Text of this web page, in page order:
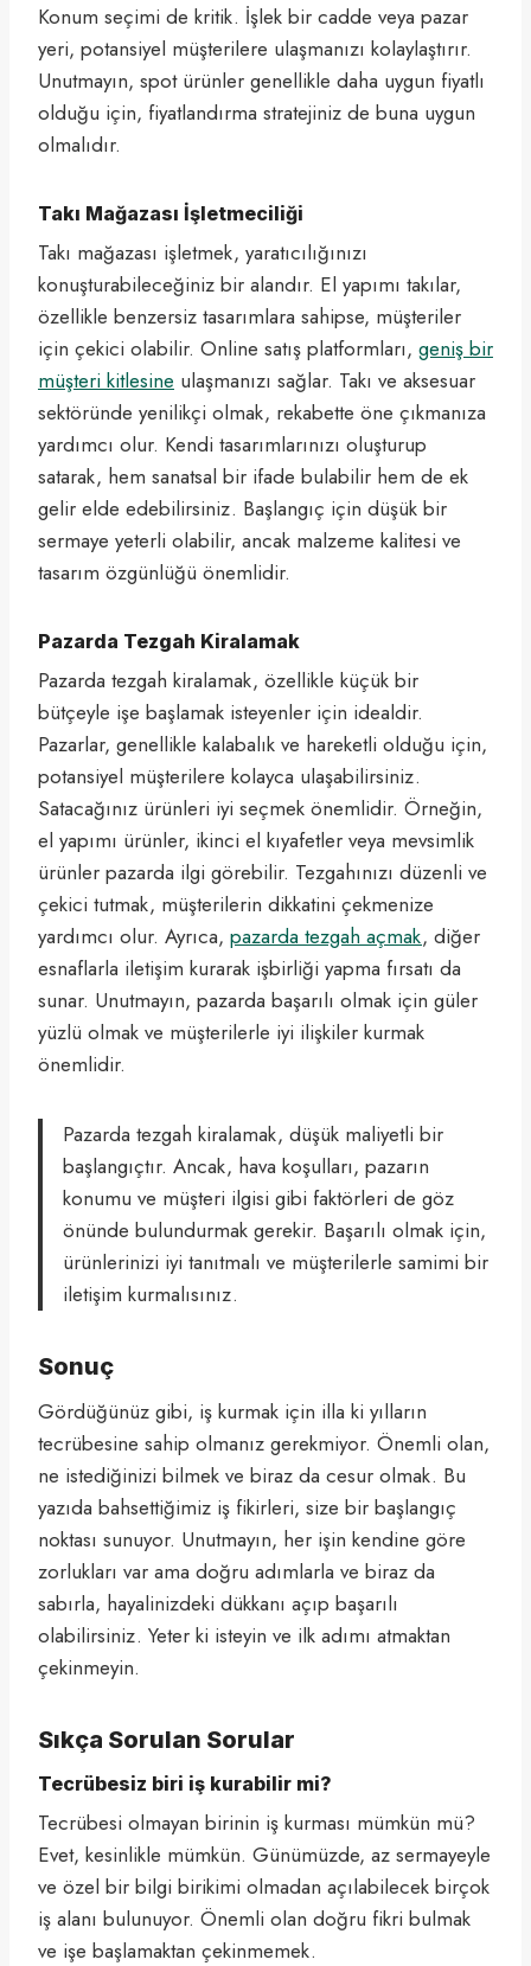
Konum seçimi de kritik. İşlek bir cadde veya pazar
yeri, potansiyel müşterilere ulaşmanızı kolaylaştırır.
Unutmayın, spot ürünler genellikle daha uygun fiyatlı
olduğu için, fiyatlandırma stratejiniz de buna uygun
olmalıdır.
Takı Mağazası İşletmeciliği
Takı mağazası işletmek, yaratıcılığınızı
konuşturabileceğiniz bir alandır. El yapımı takılar,
özellikle benzersiz tasarımlara sahipse, müşteriler
için çekici olabilir. Online satış platformları, geniş bir
müşteri kitlesine ulaşmanızı sağlar. Takı ve aksesuar
sektöründe yenilikçi olmak, rekabette öne çıkmanıza
yardımcı olur. Kendi tasarımlarınızı oluşturup
satarak, hem sanatsal bir ifade bulabilir hem de ek
gelir elde edebilirsiniz. Başlangıç için düşük bir
sermaye yeterli olabilir, ancak malzeme kalitesi ve
tasarım özgünlüğü önemlidir.
Pazarda Tezgah Kiralamak
Pazarda tezgah kiralamak, özellikle küçük bir
bütçeyle işe başlamak isteyenler için idealdir.
Pazarlar, genellikle kalabalık ve hareketli olduğu için,
potansiyel müşterilere kolayca ulaşabilirsiniz.
Satacağınız ürünleri iyi seçmek önemlidir. Örneğin,
el yapımı ürünler, ikinci el kıyafetler veya mevsimlik
ürünler pazarda ilgi görebilir. Tezgahınızı düzenli ve
çekici tutmak, müşterilerin dikkatini çekmenize
yardımcı olur. Ayrıca, pazarda tezgah açmak, diğer
esnaflarla iletişim kurarak işbirliği yapma fırsatı da
sunar. Unutmayın, pazarda başarılı olmak için güler
yüzlü olmak ve müşterilerle iyi ilişkiler kurmak
önemlidir.
Pazarda tezgah kiralamak, düşük maliyetli bir
başlangıçtır. Ancak, hava koşulları, pazarın
konumu ve müşteri ilgisi gibi faktörleri de göz
önünde bulundurmak gerekir. Başarılı olmak için,
ürünlerinizi iyi tanıtmalı ve müşterilerle samimi bir
iletişim kurmalısınız.
Sonuç
Gördüğünüz gibi, iş kurmak için illa ki yılların
tecrübesine sahip olmanız gerekmiyor. Önemli olan,
ne istediğinizi bilmek ve biraz da cesur olmak. Bu
yazıda bahsettiğimiz iş fikirleri, size bir başlangıç
noktası sunuyor. Unutmayın, her işin kendine göre
zorlukları var ama doğru adımlarla ve biraz da
sabırla, hayalinizdeki dükkanı açıp başarılı
olabilirsiniz. Yeter ki isteyin ve ilk adımı atmaktan
çekinmeyin.
Sıkça Sorulan Sorular
Tecrübesiz biri iş kurabilir mi?
Tecrübesi olmayan birinin iş kurması mümkün mü?
Evet, kesinlikle mümkün. Günümüzde, az sermayeyle
ve özel bir bilgi birikimi olmadan açılabilecek birçok
iş alanı bulunuyor. Önemli olan doğru fikri bulmak
ve işe başlamaktan çekinmemek.